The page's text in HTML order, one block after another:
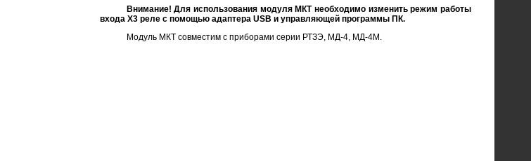
Внимание! Для использования модуля МКТ необходимо изменить режим работы
входа Х3 реле с помощью адаптера USB и управляющей программы ПК.
Модуль МКТ совместим с приборами серии РТЗЭ, МД-4, МД-4М.